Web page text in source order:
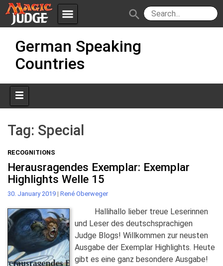
menu
JudgeApps
Policies
search
content
German Speaking
Countries
Tag: Special
RECOGNITIONS
Herausragendes Exemplar: Exemplar
Highlights Welle 15
30. January 2019 | René Oberweger
Hallihallo lieber treue Leserinnen
und Leser des deutschsprachigen
Judge Blogs! Willkommen zur neusten
Ausgabe der Exemplar Highlights. Heute
gibt es eine ganz besondere Ausgabe!